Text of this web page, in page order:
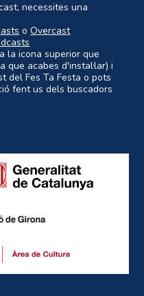
necessites una
oOvercast
la icona superior que
que acabes d'instal·lar) i
del Fes Ta Festa o pots
fent us dels buscadors